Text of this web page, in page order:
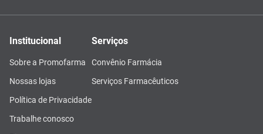
Institucional
Sobre a Promofarma
Nossas lojas
Política de Privacidade
Trabalhe conosco
Serviços
Convênio Farmácia
Serviços Farmacêuticos